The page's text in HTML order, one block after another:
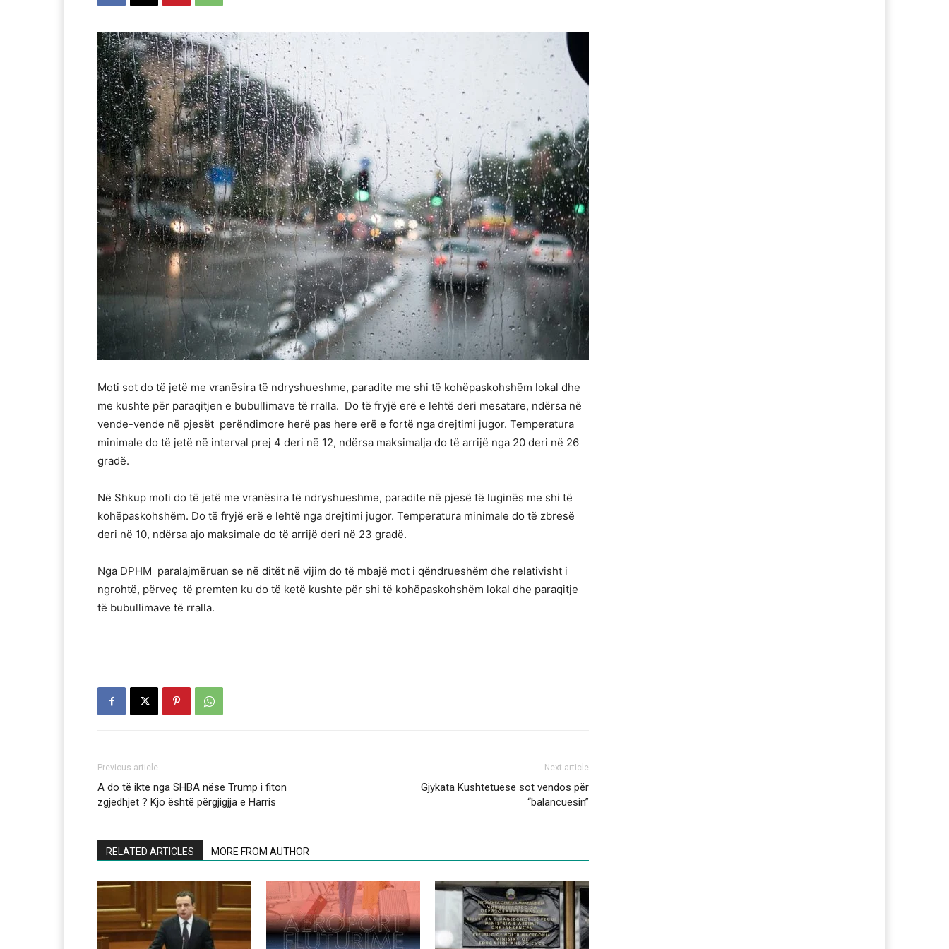
Moti sot do të jetë me vranësira të ndryshueshme, paradite me shi të kohëpaskohshëm lokal dhe
me kushte për paraqitjen e bubullimave të rralla. Do të fryjë erë e lehtë deri mesatare, ndërsa në
vende-vende në pjesët perëndimore herë pas here erë e fortë nga drejtimi jugor. Temperatura
minimale do të jetë në interval prej 4 deri në 12, ndërsa maksimalja do të arrijë nga 20 deri në 26
gradë.
Në Shkup moti do të jetë me vranësira të ndryshueshme, paradite në pjesë të luginës me shi të
kohëpaskohshëm. Do të fryjë erë e lehtë nga drejtimi jugor. Temperatura minimale do të zbresë
deri në 10, ndërsa ajo maksimale do të arrijë deri në 23 gradë.
Nga DPHM paralajmëruan se në ditët në vijim do të mbajë mot i qëndrueshëm dhe relativisht i
ngrohtë, përveç të premten ku do të ketë kushte për shi të kohëpaskohshëm lokal dhe paraqitje
të bubullimave të rralla.
Previous article
A do të ikte nga SHBA nëse Trump i fiton
zgjedhjet ? Kjo është përgjigjja e Harris
Next article
Gjykata Kushtetuese sot vendos për
“balancuesin”
RELATED ARTICLES MORE FROM AUTHOR